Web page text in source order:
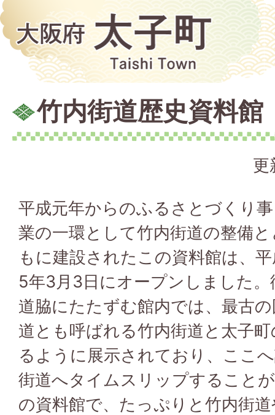
竹内街道歴史資料館
更
平成元年からのふるさとづくり事
業の一環として竹内街道の整備と
もに建設されたこの資料館は、
5年3月3日にオープンしました。
道脇にたたずむ館内では、最古
道とも呼ばれる竹内街道と太子
るように展示されており、ここ
街道へタイムスリップすること
の資料館で、たっぷりと竹内街